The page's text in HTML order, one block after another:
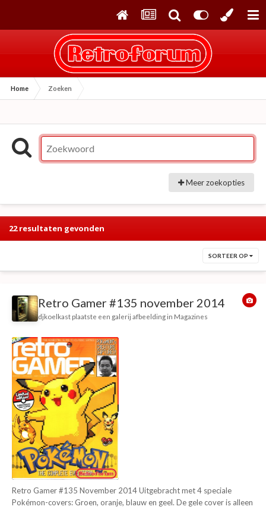
Home Zoeken
Meer zoekopties
22 resultaten gevonden
SORTEER OP
Retro Gamer #135 november 2014
djkoelkast plaatste een galerij afbeelding in Magazines
Retro Gamer #135 November 2014 Uitgebracht met 4 speciale
Pokémon-covers: Groen, oranje, blauw en geel. De gele cover is alleen